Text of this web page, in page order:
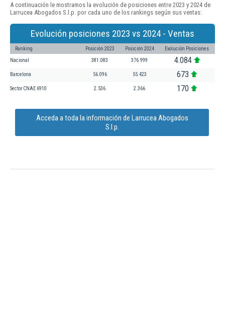
A continuación le mostramos la evolución de posiciones entre 2023 y 2024 de
Larrucea Abogados S.l.p. por cada uno de los rankings según sus ventas:
Evolución posiciones 2023 vs 2024 - Ventas
Ranking Posición 2023 Posición 2024 Evolución Posiciones
Nacional 381.083 376.999 4.084
Barcelona 56.096 55.423 673
Sector CNAE 6910 2.536 2.366 170
Acceda a toda la información de Larrucea Abogados
S.l.p.